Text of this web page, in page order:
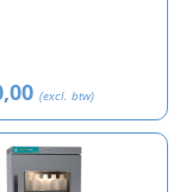
(excl. btw)